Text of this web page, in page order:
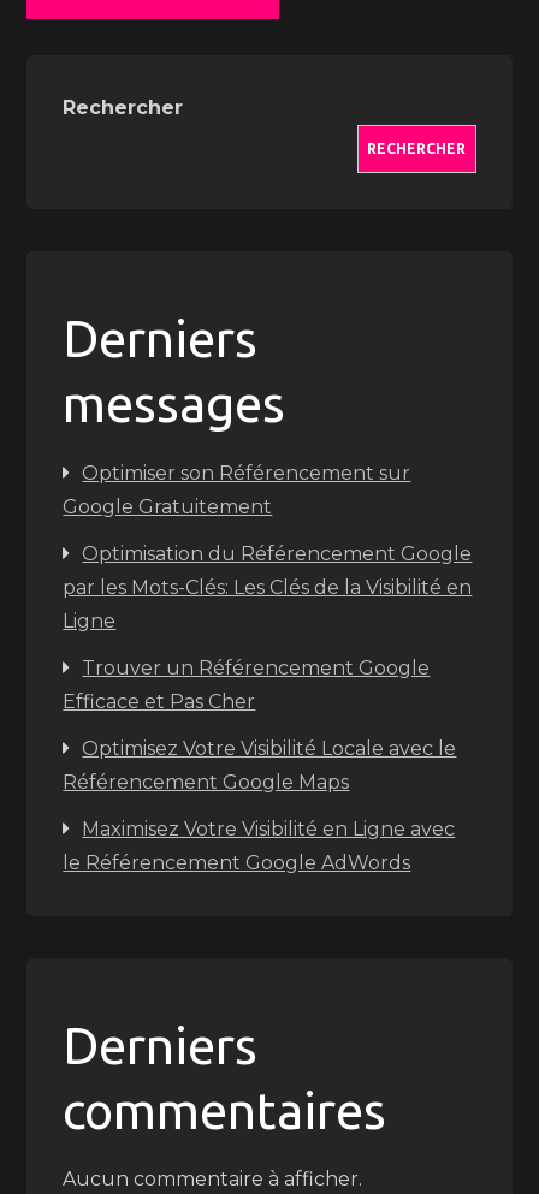
Rechercher
RECHERCHER
Derniers
messages
Optimiser son Référencement sur
Google Gratuitement
Optimisation du Référencement Google
par les Mots-Clés: Les Clés de la Visibilité en
Ligne
Trouver un Référencement Google
Efficace et Pas Cher
Optimisez Votre Visibilité Locale avec le
Référencement Google Maps
Maximisez Votre Visibilité en Ligne avec
le Référencement Google AdWords
Derniers
commentaires
Aucun commentaire à afficher.